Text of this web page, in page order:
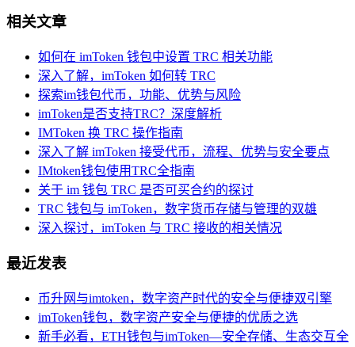
相关文章
如何在 imToken 钱包中设置 TRC 相关功能
深入了解，imToken 如何转 TRC
探索im钱包代币，功能、优势与风险
imToken是否支持TRC？深度解析
IMToken 换 TRC 操作指南
深入了解 imToken 接受代币，流程、优势与安全要点
IMtoken钱包使用TRC全指南
关于 im 钱包 TRC 是否可买合约的探讨
TRC 钱包与 imToken，数字货币存储与管理的双雄
深入探讨，imToken 与 TRC 接收的相关情况
最近发表
币升网与imtoken，数字资产时代的安全与便捷双引擎
imToken钱包，数字资产安全与便捷的优质之选
新手必看，ETH钱包与imToken—安全存储、生态交互全